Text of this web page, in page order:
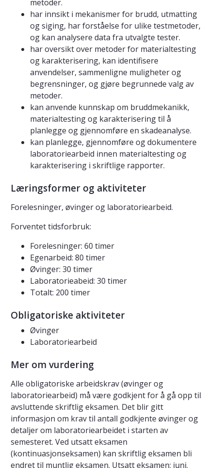
metoder.
har innsikt i mekanismer for brudd, utmatting
og siging, har forståelse for ulike testmetoder,
og kan analysere data fra utvalgte tester.
har oversikt over metoder for materialtesting
og karakterisering, kan identifisere
anvendelser, sammenligne muligheter og
begrensninger, og gjøre begrunnede valg av
metoder.
kan anvende kunnskap om bruddmekanikk,
materialtesting og karakterisering til å
planlegge og gjennomføre en skadeanalyse.
kan planlegge, gjennomføre og dokumentere
laboratoriearbeid innen materialtesting og
karakterisering i skriftlige rapporter.
Læringsformer og aktiviteter
Forelesninger, øvinger og laboratoriearbeid.
Forventet tidsforbruk:
Forelesninger: 60 timer
Egenarbeid: 80 timer
Øvinger: 30 timer
Laboratorieabeid: 30 timer
Totalt: 200 timer
Obligatoriske aktiviteter
Øvinger
Laboratoriearbeid
Mer om vurdering
Alle obligatoriske arbeidskrav (øvinger og
laboratoriearbeid) må være godkjent for å gå opp til
avsluttende skriftlig eksamen. Det blir gitt
informasjon om krav til antall godkjente øvinger og
detaljer om laboratoriearbeidet i starten av
semesteret. Ved utsatt eksamen
(kontinuasjonseksamen) kan skriftlig eksamen bli
endret til muntlig eksamen. Utsatt eksamen: juni.